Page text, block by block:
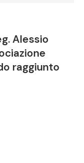
Alessio
raggiunto